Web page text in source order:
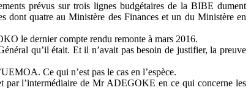
prévus sur trois lignes budgétaires de la BIBE dument
dont quatre au Ministère des Finances et un du Ministère en
le dernier compte rendu remonte à mars 2016.
qu’il était. Et il n’avait pas besoin de justifier, la preuve
Ce qui n’est pas le cas en l’espèce.
par l’intermédiaire de Mr ADEGOKE en ce qui concerne les